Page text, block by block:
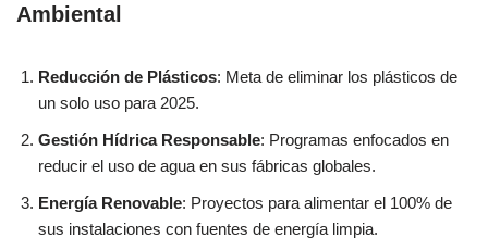
Ambiental
Reducción de Plásticos: Meta de eliminar los plásticos de
un solo uso para 2025.
Gestión Hídrica Responsable: Programas enfocados en
reducir el uso de agua en sus fábricas globales.
Energía Renovable: Proyectos para alimentar el 100% de
sus instalaciones con fuentes de energía limpia.